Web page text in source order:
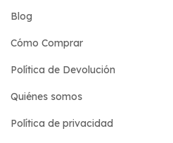
Blog
Cómo Comprar
Política de Devolución
Quiénes somos
Política de privacidad